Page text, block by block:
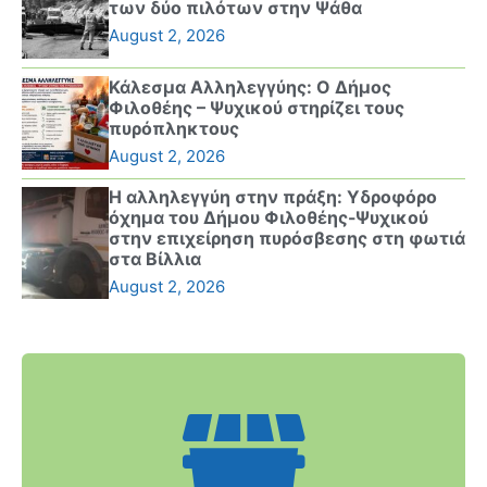
των δύο πιλότων στην Ψάθα
August 2, 2026
Κάλεσμα Αλληλεγγύης: Ο Δήμος
Φιλοθέης – Ψυχικού στηρίζει τους
πυρόπληκτους
August 2, 2026
Η αλληλεγγύη στην πράξη: Υδροφόρο
όχημα του Δήμου Φιλοθέης-Ψυχικού
στην επιχείρηση πυρόσβεσης στη φωτιά
στα Βίλλια
August 2, 2026